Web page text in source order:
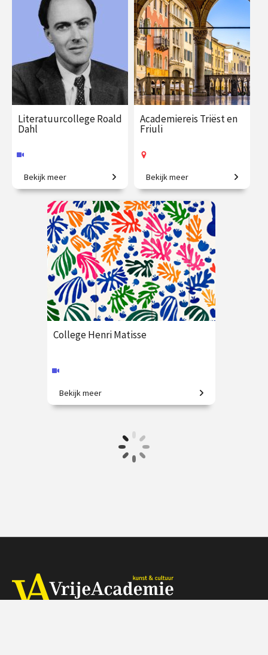
€ 35.00
vanaf 20
sep.
Online
€ 35.00
vanaf 6
okt.
Online
Literatuurcollege Roald
Dahl
Gruwelijke rijmen,
buitengewone verhalen en
eigenzinnige helden.
€ 35.00
vanaf 17
okt.
Online
Bekijk meer
Academiereis Triëst en
Friuli
6-daagse reis o.l.v. Frederike
Upmeijer, Liesje Schreuders
en Patricia Huisman
€ 2625.00
vanaf 25
okt.
Op locatie
Bekijk meer
College Henri Matisse
Meester van kleur, vorm en vrijheid.
vanaf 5 nov.
Bekijk meer